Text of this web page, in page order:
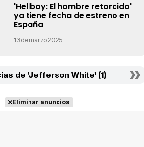
'Hellboy: El hombre retorcido'
ya tiene fecha de estreno en
España
13 de marzo 2025
de 'Jefferson White' (1)
Eliminar anuncios